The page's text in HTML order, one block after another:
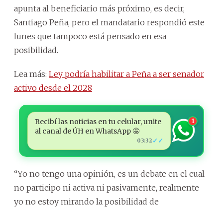
apunta al beneficiario más próximo, es decir,
Santiago Peña, pero el mandatario respondió este
lunes que tampoco está pensado en esa
posibilidad.
Lea más: Ley podría habilitar a Peña a ser senador
activo desde el 2028
Recibí las noticias en tu celular, unite
al canal de ÚH en WhatsApp 🤩
03:32 ✓✓
1
“Yo no tengo una opinión, es un debate en el cual
no participo ni activa ni pasivamente, realmente
yo no estoy mirando la posibilidad de